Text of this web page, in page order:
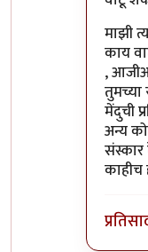
माझी
काय
,
तुमच्या
मेंदुची
अन्य
काहीच